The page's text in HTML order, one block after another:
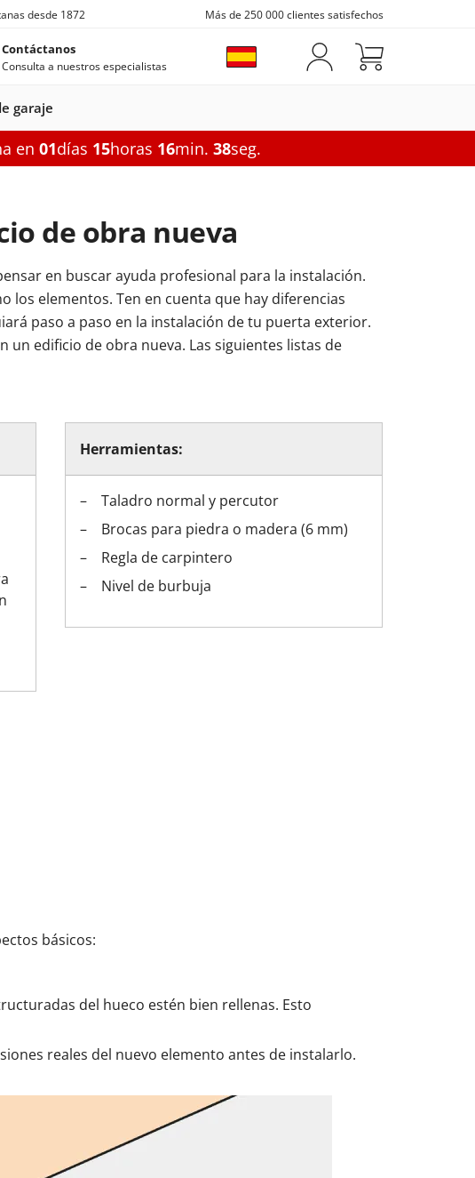
desde 1872 Más de 250 000 clientes satisfechos
Contáctanos
Consulta a nuestros especialistas
Ventanas correderas
Ventanas correderas
Accesorios
Rejas para ventanas
Mosquiteras para ventanas
Opciones
Ventanas insonorizadas
Subvenciones para cambiar ventanas
correderas
Aluminio
Opciones
Acristalamiento balconeras
Toldo lateral
Toldo lateral recto
Toldo lateral de esquina
Descubre nuestras balconeras de aluminio
Puertas auxiliares
PVC
Marquesinas para puertas
Marquesina con panel lateral
Buzones exteriores
Buzón de correo
Buzón para paquetes
Descubre nuestras puertas de entrada de aluminio
garaje
en 01días 15horas 16min. 37seg.
de obra nueva
en buscar ayuda profesional para la instalación.
los elementos. Ten en cuenta que hay diferencias
paso a paso en la instalación de tu puerta exterior.
edificio de obra nueva. Las siguientes listas de
Herramientas:
Taladro normal y percutor
Brocas para piedra o madera (6 mm)
Regla de carpintero
Nivel de burbuja
básicos:
del hueco estén bien rellenas. Esto
reales del nuevo elemento antes de instalarlo.